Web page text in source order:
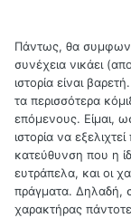
Πάντως, θα
συνέχεια νικάει
ιστορία είναι
τα περισσότερα
επόμενους. Είμαι,
ιστορία να
κατεύθυνση που η
ευτράπελα, και οι
πράγματα. Δηλαδή,
χαρακτήρας πάντοτε